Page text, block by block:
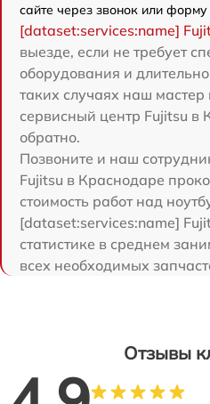
сайте через звонок или форму
[dataset:services:name]
выезде, если не требует
оборудования и
таких случаях наш
сервисный центр Fujitsu в
обратно.
Позвоните и наш
Fujitsu в Краснодаре
стоимость работ над
[dataset:services:name]
статистике в среднем
всех необходимых
Отзывы